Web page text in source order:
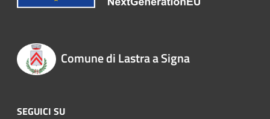
Comune di Lastra a Signa
SEGUICI SU